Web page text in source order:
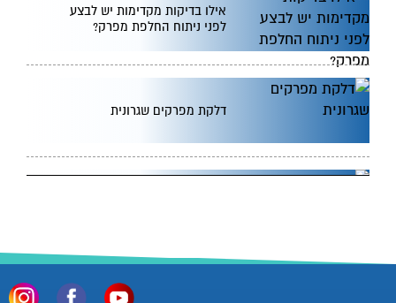
אילו בדיקות מקדימות יש לבצע
לפני ניתוח החלפת מפרק?
דלקת מפרקים שגרונית
דלקות מפרקים: אבחון וטיפול